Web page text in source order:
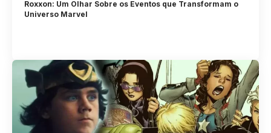
Roxxon: Um Olhar Sobre os Eventos que Transformam o
Universo Marvel